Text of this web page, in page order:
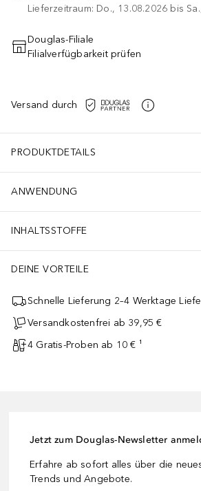
Lieferzeitraum: Do., 13.08.2026 bis
IN DEN WARENKORB
Douglas-Filiale
Filialverfügbarkeit prüfen
Versand durch
PRODUKTDETAILS
ANWENDUNG
INHALTSSTOFFE
DEINE VORTEILE
Schnelle Lieferung 2–4 Werktage
Versandkostenfrei ab 39,95 €
4 Gratis-Proben ab 10 € ¹
Jetzt zum Douglas-Newsletter
Erfahre ab sofort alles über die
Trends und Angebote.